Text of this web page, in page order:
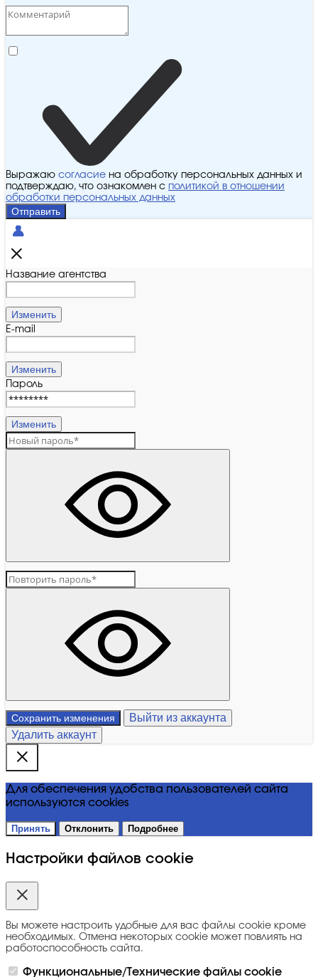
Выражаю согласие на обработку персональных данных и
подтверждаю, что ознакомлен с политикой в отношении
обработки персональных данных
Отправить
Название агентства
Изменить
E-mail
Изменить
Пароль
Изменить
Сохранить изменения
Выйти из аккаунта
Удалить аккаунт
Для обеспечения удобства пользователей сайта
используются cookies
Принять Отклонить Подробнее
Настройки файлов cookie
Вы можете настроить удобные для вас файлы cookie кроме
необходимых. Отмена некоторых cookie может повлиять на
работоспособность сайта.
Функциональные/Технические файлы cookie